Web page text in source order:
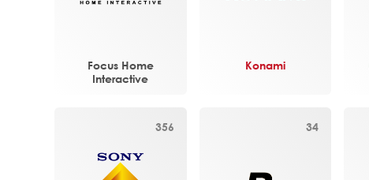
Focus Home
Interactive
Konami
356 34